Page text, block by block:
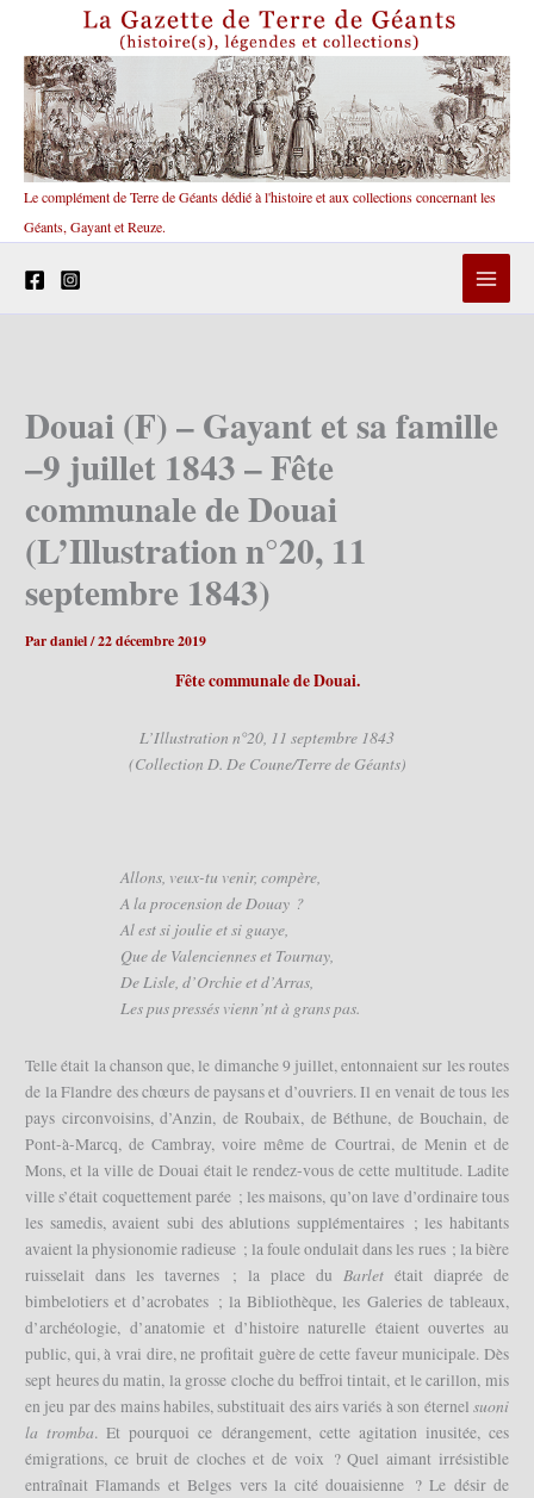
contenu
Le complément de Terre de Géants dédié à l'histoire et aux collections concernant les
Géants, Gayant et Reuze.
Douai (F) – Gayant et sa famille
–9 juillet 1843 – Fête
communale de Douai
(L’Illustration n°20, 11
septembre 1843)
Pardaniel/22 décembre 2019
Fête communale de Douai.
L’Illustration n°20, 11 septembre 1843
(Collection D. De Coune/Terre de Géants)
Allons, veux-tu venir, compère,
A la procension de Douay ?
Al est si joulie et si guaye,
Que de Valenciennes et Tournay,
De Lisle, d’Orchie et d’Arras,
Les pus pressés vienn’nt à grans pas.
Telle était la chanson que, le dimanche 9 juillet, entonnaient sur les routes
de la Flandre des chœurs de paysans et d’ouvriers. Il en venait de tous les
pays circonvoisins, d’Anzin, de Roubaix, de Béthune, de Bouchain, de
Pont-à-Marcq, de Cambray, voire même de Courtrai, de Menin et de
Mons, et la ville de Douai était le rendez-vous de cette multitude. Ladite
ville s’était coquettement parée ; les maisons, qu’on lave d’ordinaire tous
les samedis, avaient subi des ablutions supplémentaires ; les habitants
avaient la physionomie radieuse ; la foule ondulait dans les rues ; la bière
ruisselait dans les tavernes ; la place du Barletétait diaprée de
bimbelotiers et d’acrobates ; la Bibliothèque, les Galeries de tableaux,
d’archéologie, d’anatomie et d’histoire naturelle étaient ouvertes au
public, qui, à vrai dire, ne profitait guère de cette faveur municipale. Dès
sept heures du matin, la grosse cloche du beffroi tintait, et le carillon, mis
en jeu par des mains habiles, substituait des airs variés à son éternel suoni
la tromba. Et pourquoi ce dérangement, cette agitation inusitée, ces
émigrations, ce bruit de cloches et de voix ? Quel aimant irrésistible
entraînait Flamands et Belges vers la cité douaisienne ? Le désir de